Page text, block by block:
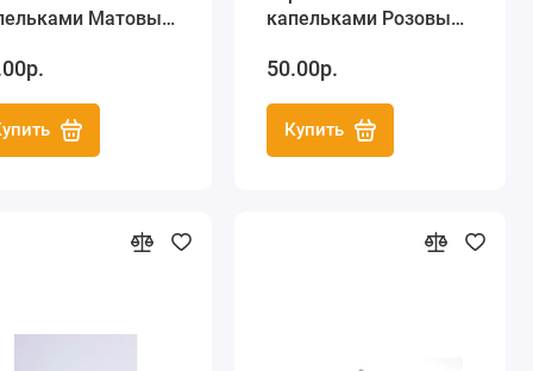
Матовые,
капельками Розовые,
50.00р.
Купить